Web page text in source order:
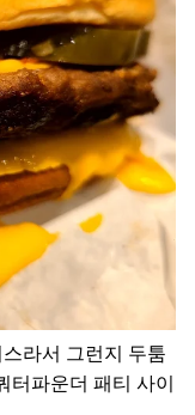
라서 그런지 두툼
터파운더 패티 사이